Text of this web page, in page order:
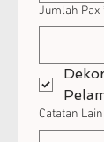
Jumlah Pax
Catatan Lain